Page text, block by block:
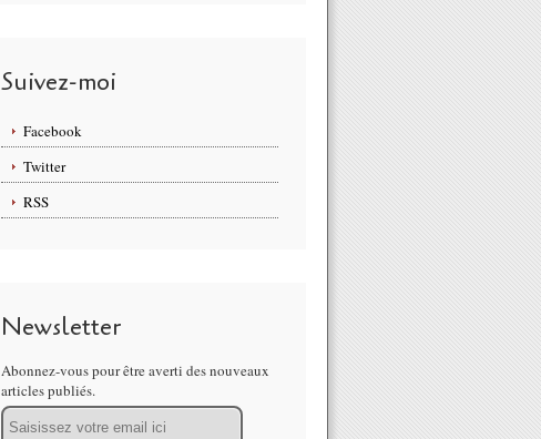
Suivez-moi
Facebook
Twitter
RSS
Newsletter
Abonnez-vous pour être averti des nouveaux
articles publiés.
Email